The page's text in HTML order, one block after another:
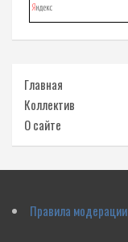
Главная
Коллектив
О сайте
Правила модерации